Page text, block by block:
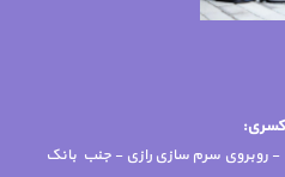
- روبروی سرم سازی رازی - جنب بانک